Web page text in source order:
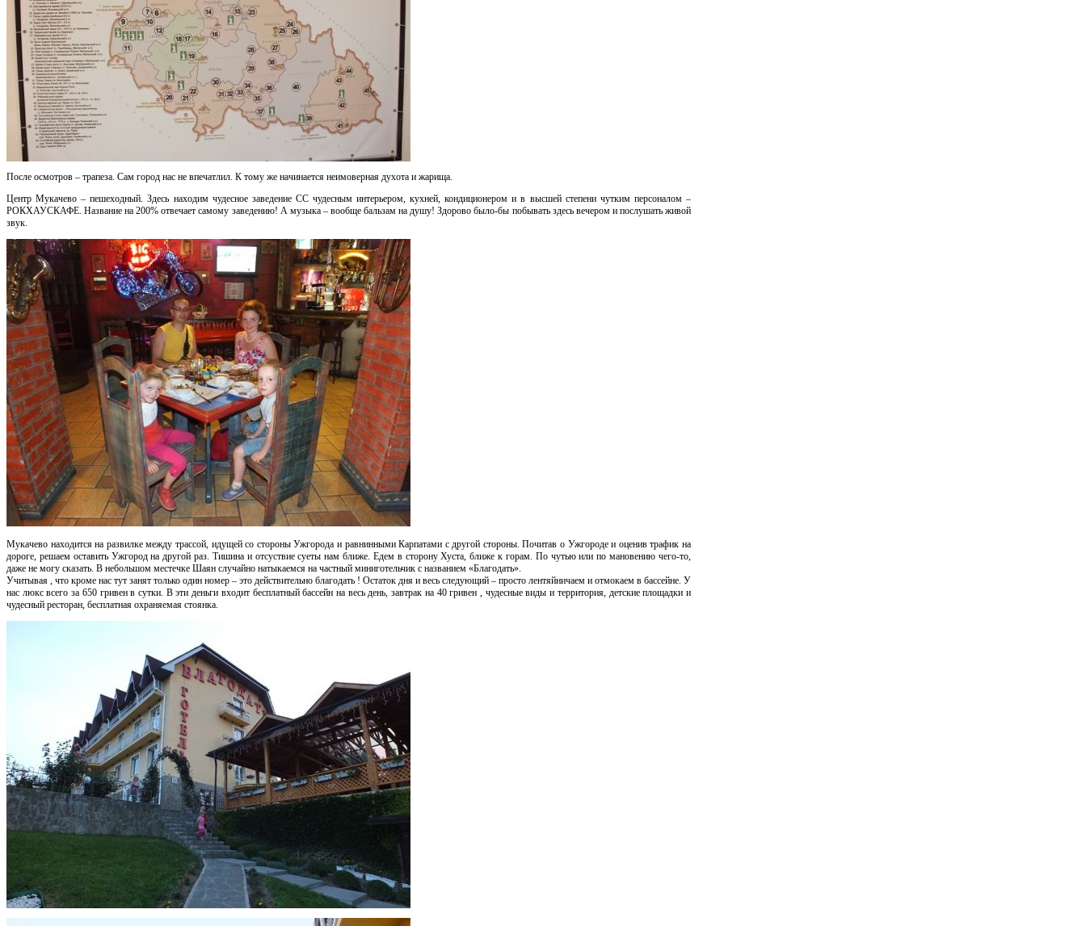
После осмотров – трапеза. Сам город нас не впечатлил. К тому же начинается неимоверная духота и жарища.
Центр Мукачево – пешеходный. Здесь находим чудесное заведение СС чудесным интерьером, кухней, кондиционером и в высшей степени чутким персоналом –
РОКХАУСКАФЕ. Название на 200% отвечает самому заведению! А музыка – вообще бальзам на душу! Здорово было-бы побывать здесь вечером и послушать живой
звук.
Мукачево находится на развилке между трассой, идущей со стороны Ужгорода и равнинными Карпатами с другой стороны. Почитав о Ужгороде и оценив трафик на
дороге, решаем оставить Ужгород на другой раз. Тишина и отсуствие суеты нам ближе. Едем в сторону Хуста, ближе к горам. По чутью или по мановению чего-то,
даже не могу сказать. В небольшом местечке Шаян случайно натыкаемся на частный миниготельчик с названием «Благодать».
Учитывая , что кроме нас тут занят только один номер – это действительно благодать ! Остаток дня и весь следующий – просто лентяйничаем и отмокаем в бассейне. У
нас люкс всего за 650 гривен в сутки. В эти деньги входит бесплатный бассейн на весь день, завтрак на 40 гривен , чудесные виды и территория, детские площадки и
чудесный ресторан, бесплатная охраняемая стоянка.